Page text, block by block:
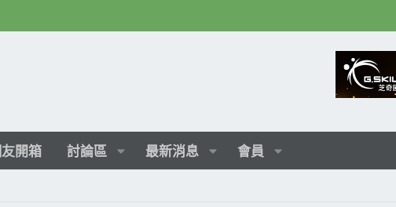
開箱 討論區 最新消息 會員